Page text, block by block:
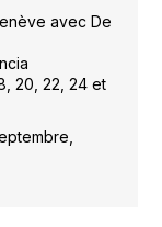
avec De
20, 22, 24 et